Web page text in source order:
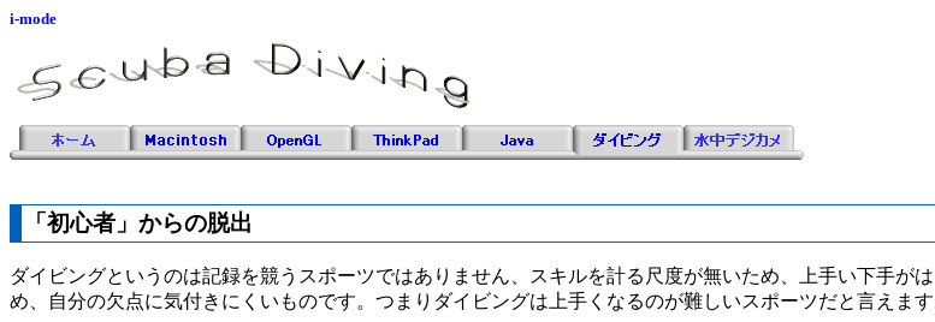
i-mode
「初心者」からの脱出
ダイビングというのは記録を競うスポーツではありません、スキルを計る尺度が無いため、上手い下手が
め、自分の欠点に気付きにくいものです。つまりダイビングは上手くなるのが難しいスポーツだと言えます